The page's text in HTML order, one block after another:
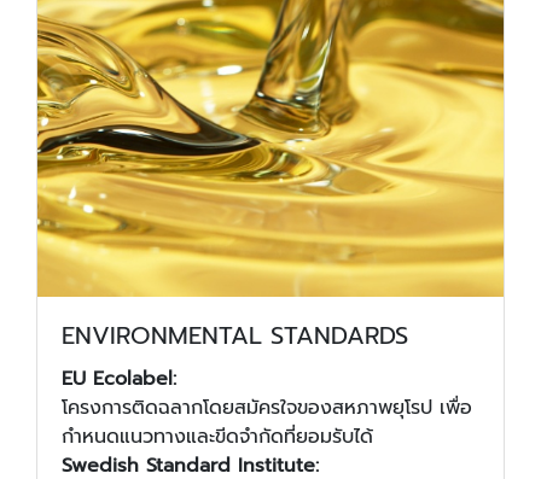
ENVIRONMENTAL STANDARDS
EU Ecolabel:
โครงการติดฉลากโดยสมัครใจของสหภาพยุโรป เพื่อ
กำหนดแนวทางและขีดจำกัดที่ยอมรับได้
Swedish Standard Institute: